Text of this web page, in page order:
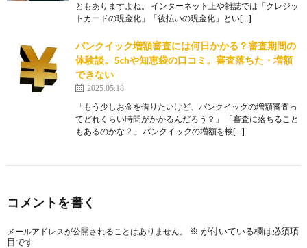
ともありますよね。 インターネット上や雑誌では「クレジッ
トカードの現金化」「後払いの現金化」とい[…]
バンクイック増額審査には何日かかる？審査期間の
体験談。5chや知恵袋の口コミ。審査落ちた・増額
できない
2025.05.18
「もう少しお金を借りたいけど、バンクイックの増額審査っ
てどれくらい時間がかかるんだろう？」 「審査に落ちること
もあるのかな？」 バンクイックの増額を検[…]
コメントを書く
メールアドレスが公開されることはありません。 ※ が付いている欄は必須項
目です